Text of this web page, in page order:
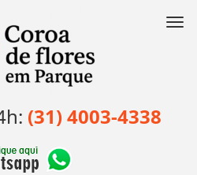
(31) 4003-4338